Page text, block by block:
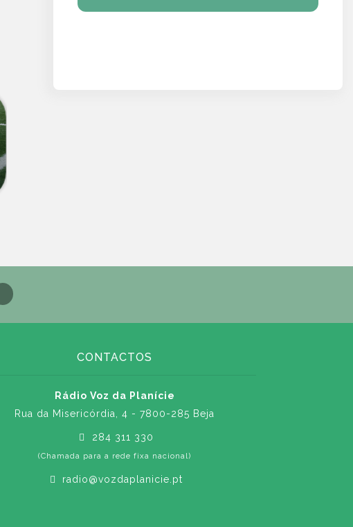
CONTACTOS
Rádio Voz da Planície
Rua da Misericórdia, 4 - 7800-285 Beja
284 311 330
(Chamada para a rede fixa nacional)
radio@vozdaplanicie.pt